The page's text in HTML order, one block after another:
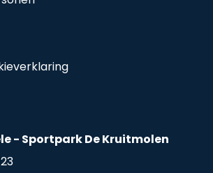
- Sportpark De Kruitmolen